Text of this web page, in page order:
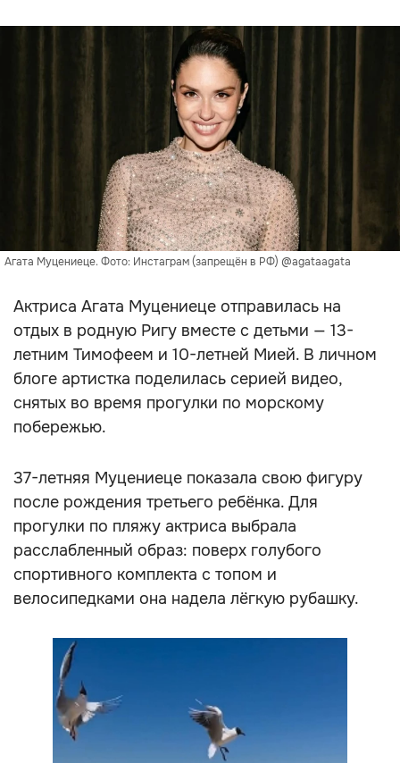
Агата Муцениеце. Фото: Инстаграм (запрещён в РФ) @agataagata
Актриса Агата Муцениеце отправилась на
отдых в родную Ригу вместе с детьми — 13-
летним Тимофеем и 10-летней Мией. В личном
блоге артистка поделилась серией видео,
снятых во время прогулки по морскому
побережью.
37-летняя Муцениеце показала свою фигуру
после рождения третьего ребёнка. Для
прогулки по пляжу актриса выбрала
расслабленный образ: поверх голубого
спортивного комплекта с топом и
велосипедками она надела лёгкую рубашку.